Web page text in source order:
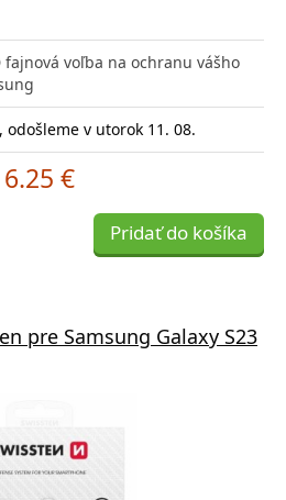
fajnová voľba na ochranu vášho
, odošleme v utorok 11. 08.
6.25 €
Pridať do košíka
pre Samsung Galaxy S23